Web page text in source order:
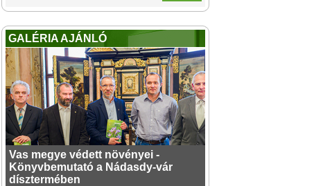
GALÉRIA AJÁNLÓ
Vas megye védett növényei -
Könyvbemutató a Nádasdy-vár
dísztermében